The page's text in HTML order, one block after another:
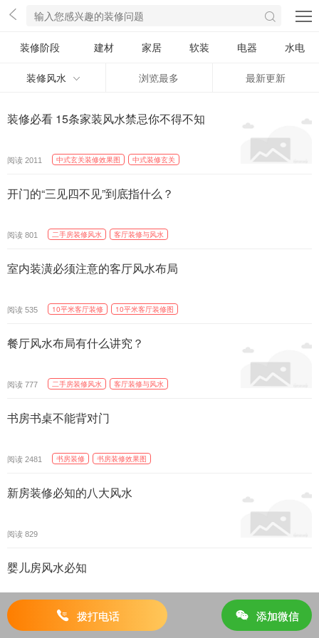
拨打电话 添加微信
装修阶段 建材 家居 软装 电器 水电
装修风水 浏览最多 最新更新
装修必看 15条家装风水禁忌你不得不知
阅读 2011 中式玄关装修效果图 中式装修玄关
开门的“三见四不见”到底指什么？
阅读 801 二手房装修风水 客厅装修与风水
室内装潢必须注意的客厅风水布局
阅读 535 10平米客厅装修 10平米客厅装修图
餐厅风水布局有什么讲究？
阅读 777 二手房装修风水 客厅装修与风水
书房书桌不能背对门
阅读 2481 书房装修 书房装修效果图
新房装修必知的八大风水
阅读 829
婴儿房风水必知
阅读 石材装修